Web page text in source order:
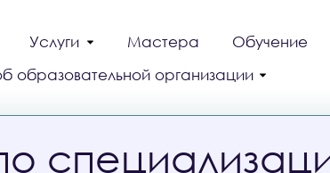
Услуги Обучение
Мастера
образовательной организации